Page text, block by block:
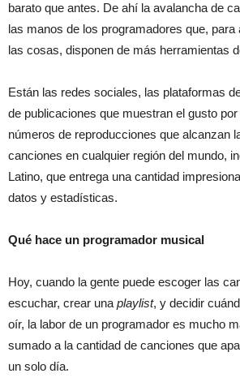
barato que antes. De ahí la avalancha de
las manos de los programadores que,
las cosas, disponen de más herramientas
Están las redes sociales, las plataformas
de publicaciones que muestran el gusto
números de reproducciones que alcanzan
canciones en cualquier región del mundo,
Latino, que entrega una cantidad
datos y estadísticas.
Qué hace un programador musical
Hoy, cuando la gente puede escoger las
escuchar, crear unaplaylist, y decidir
oír, la labor de un programador es mucho
sumado a la cantidad de canciones que
un solo día.